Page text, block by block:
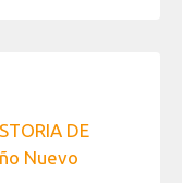
DE
Nuevo